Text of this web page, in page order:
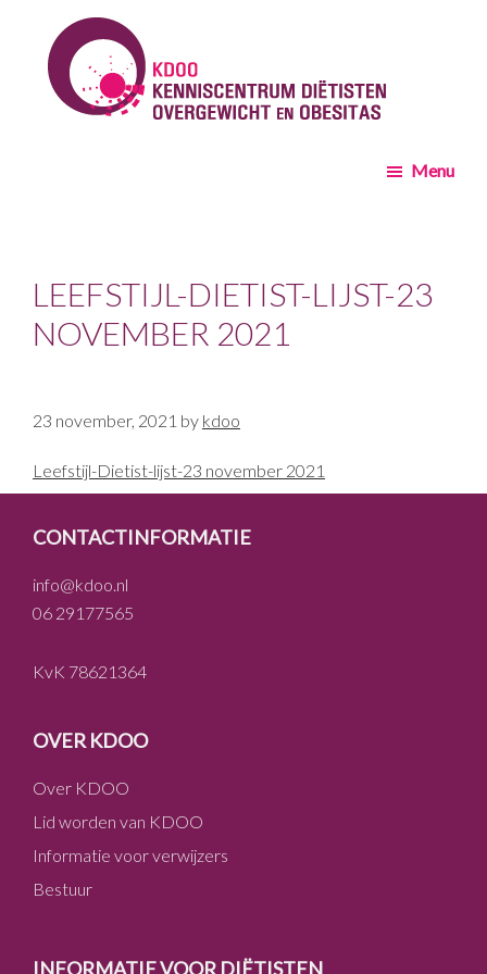
content
Menu
LEEFSTIJL-DIETIST-LIJST-23
NOVEMBER 2021
23 november, 2021 by kdoo
Leefstijl-Dietist-lijst-23 november 2021
FOOTER
CONTACTINFORMATIE
info@kdoo.nl
06 29177565
KvK 78621364
OVER KDOO
Over KDOO
Lid worden van KDOO
Informatie voor verwijzers
Bestuur
INFORMATIE VOOR DIËTISTEN